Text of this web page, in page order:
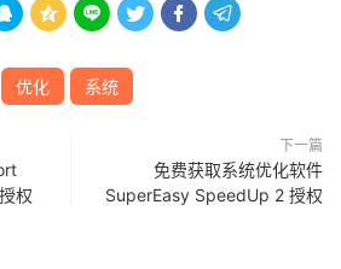
    
优化 系统
权
下一篇
免费获取系统优化软件
SuperEasy SpeedUp 2 授权